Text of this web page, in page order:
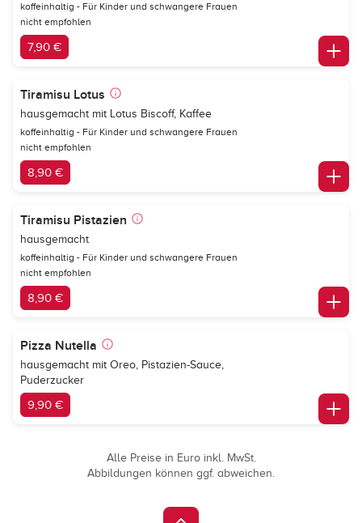
koffeinhaltig - Für Kinder und schwangere Frauen
nicht empfohlen
7,90 €
Tiramisu Lotus
hausgemacht mit Lotus Biscoff, Kaffee
koffeinhaltig - Für Kinder und schwangere Frauen
nicht empfohlen
8,90 €
Tiramisu Pistazien
hausgemacht
koffeinhaltig - Für Kinder und schwangere Frauen
nicht empfohlen
8,90 €
Pizza Nutella
hausgemacht mit Oreo, Pistazien-Sauce,
Puderzucker
9,90 €
Alle Preise in Euro inkl. MwSt.
Abbildungen können ggf. abweichen.